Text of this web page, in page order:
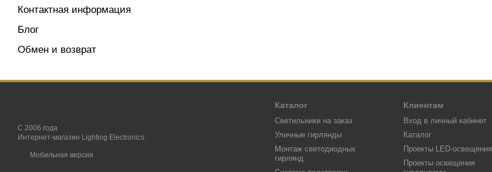
Контактная информация
Блог
Обмен и возврат
С 2006 года
Интернет-магазин Lighting Electronics
Мобильная версия
Каталог
Светильники на заказ
Уличные гирлянды
Монтаж светодиодных
гирлянд
Клиентам
Вход в личный кабинет
Каталог
Проекты LED-освещения
Проекты освещения